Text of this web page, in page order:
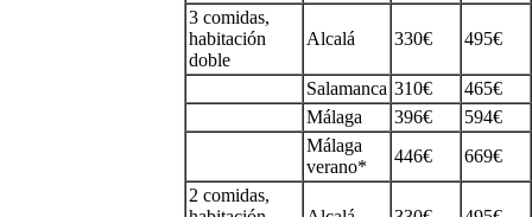
3 comidas,
habitación
doble
Alcalá 330€ 495€
Salamanca 310€
465€
Málaga
396€
594€
Málaga
verano*
446€
669€
2 comidas,